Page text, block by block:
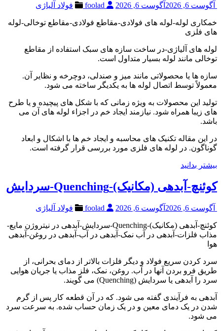
آگوست 6, 2026 آگوست 6, 2026 فولاد آلیاژی
خمکاری لوله-لوله های فولادی-مقاطع فولادی-مقاطع توخالی-لوله
های فلزی
لوله های آلیاژی-در ساخت سازه های سبک استفاده از مقاطع
توخالی مانند لوله بسیار متداول است.
سازه ها یا محصولاتی مانند میز و صندلی، دوچرخه و نظایر آن.
معمولاً توسط اتصال لوله ها به یکدیگر ساخته می شود.
تولید این محصولات به ویژه زمانی که با شکل های پیچیده و یا طرح
های زیبا همراه شود. نیازمند ایجاد خم در اجزاء لوله های آن می
باشد.
در این مقاله تکنیک های محاسبه و ایجاد خم ها با اشکال و ابعاد
گوناگون. در لوله های فلزی مورد بررسی قرار گرفته است.
بیشتر بدانید
کوئنچ-آبدهی (مکانیک)-Quenching-سردایش
آگوست 6, 2026 آگوست 6, 2026 فولاد آلیاژی
کوئنچ-آبدهی (مکانیک)-Quenching-سردایش-آبدهی در نیتروژن مایع-
مذاب فلزات-آبدهی در آب نمک-آبدهی در آب-آبدهی در روغن-آبدهی
هوا
سرد کردن سریع فولاد و دیگر فلزات بالاتر از دمای بحرانی، از
طریق فرو بردن آنها در آب. روغن، نمک، فلز مذاب یا جریان هوایی
سرد را آبدهی یا سردایش (Quenching) می گویند.
آبدهی به فرآیندی گفته می شود. که در آن قطعه کار پس از گرم
شدن در یک دمای معین و در یک زمان حساب شده. به سرعت سرد
می شود.